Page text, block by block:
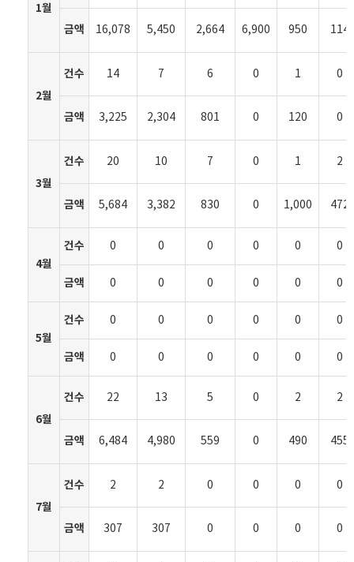
1월
금액 16,078 5,450 2,664 6,900 950 114
2월
건수 14 7 6 0 1 0
금액 3,225 2,304 801 0 120 0
3월
건수 20 10 7 0 1 2
금액 5,684 3,382 830 0 1,000 472
4월
건수 0 0 0 0 0 0
금액 0 0 0 0 0 0
5월
건수 0 0 0 0 0 0
금액 0 0 0 0 0 0
6월
건수 22 13 5 0 2 2
금액 6,484 4,980 559 0 490 455
7월
건수 2 2 0 0 0 0
금액 307 307 0 0 0 0